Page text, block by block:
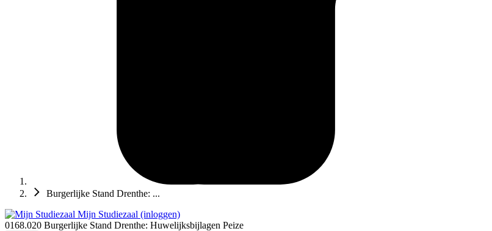
Burgerlijke Stand Drenthe: ...
Mijn Studiezaal (inloggen)
0168.020 Burgerlijke Stand Drenthe: Huwelijksbijlagen Peize